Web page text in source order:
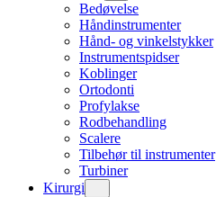
Bedøvelse
Håndinstrumenter
Hånd- og vinkelstykker
Instrumentspidser
Koblinger
Ortodonti
Profylakse
Rodbehandling
Scalere
Tilbehør til instrumenter
Turbiner
Kirurgi